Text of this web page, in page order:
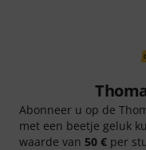
Abonneer u op de
met een beetje geluk
waarde van 50 € per